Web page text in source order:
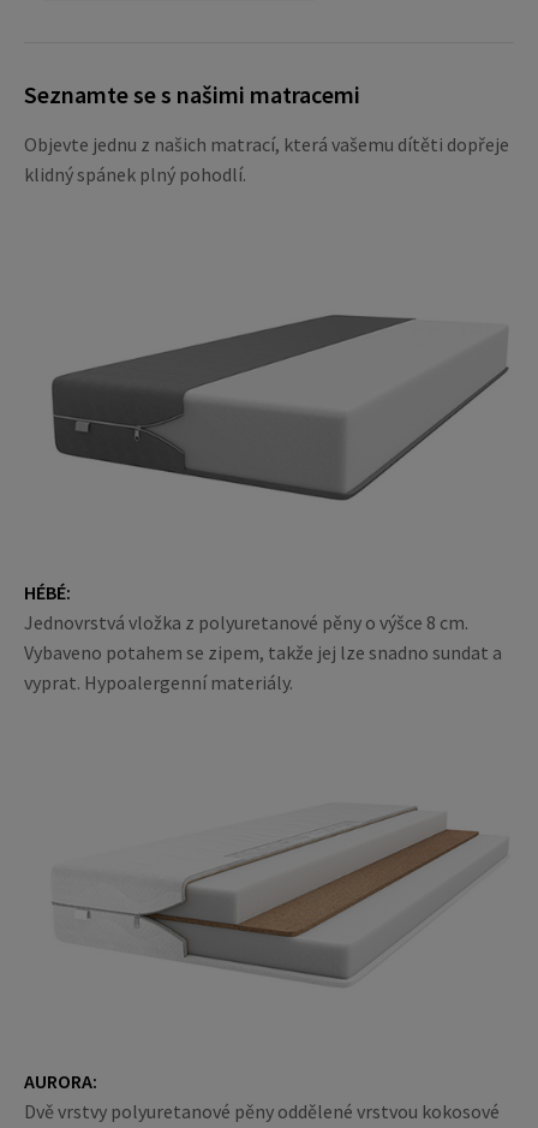
Seznamte se s našimi matracemi
Objevte jednu z našich matrací, která vašemu dítěti dopřeje
klidný spánek plný pohodlí.
HÉBÉ:
Jednovrstvá vložka z polyuretanové pěny o výšce 8 cm.
Vybaveno potahem se zipem, takže jej lze snadno sundat a
vyprat. Hypoalergenní materiály.
AURORA:
Dvě vrstvy polyuretanové pěny oddělené vrstvou kokosové